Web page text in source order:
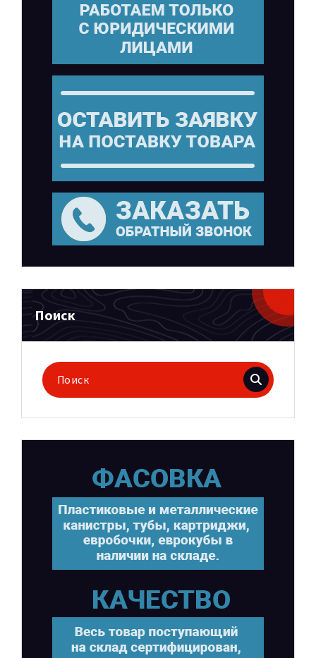
Поиск
Поиск
для: